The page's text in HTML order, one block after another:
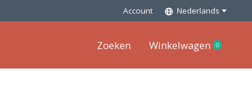
Account Nederlands
Zoeken Winkelwagen 0items